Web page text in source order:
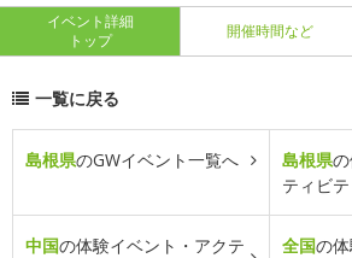
イベント詳細
トップ
開催時間など
一覧に戻る
島根県のGWイベント一覧へ 島根県
ティビ
中国の体験イベント・アクテ
全国の